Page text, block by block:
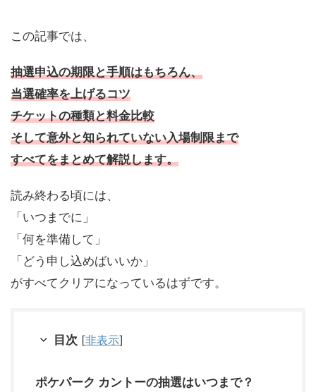
この記事では、
抽選申込の期限と手順はもちろん、
当選確率を上げるコツ
チケットの種類と料金比較
そして意外と知られていない入場制限まで
すべてをまとめて解説します。
読み終わる頃には、
「いつまでに」
「何を準備して」
「どう申し込めばいいか」
がすべてクリアになっているはずです。
目次 [非表示]
ポケパーク カントーの抽選はいつまで？